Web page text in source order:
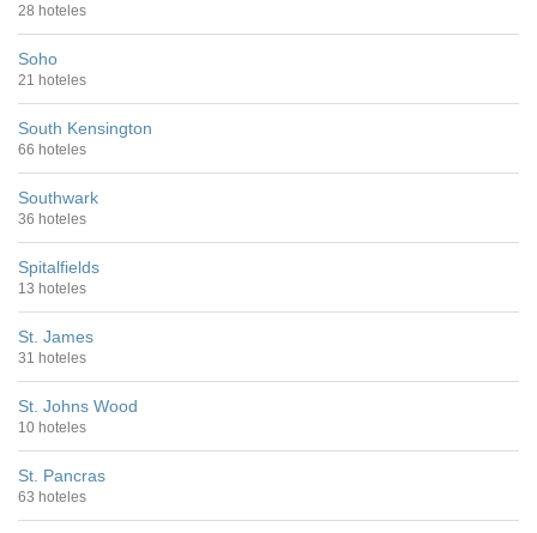
28 hoteles
Soho
21 hoteles
South Kensington
66 hoteles
Southwark
36 hoteles
Spitalfields
13 hoteles
St. James
31 hoteles
St. Johns Wood
10 hoteles
St. Pancras
63 hoteles